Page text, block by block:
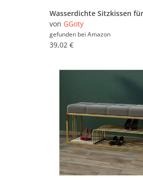
von GGoty
gefunden bei Amazon
39,02 €